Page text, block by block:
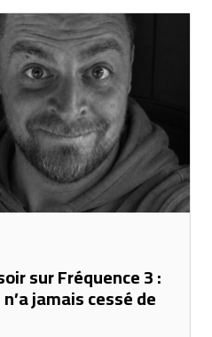
sur Fréquence 3 :
jamais cessé de